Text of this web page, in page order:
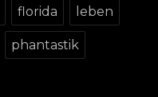
florida leben
phantastik